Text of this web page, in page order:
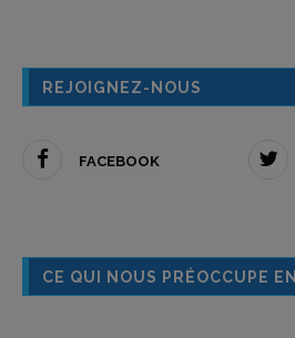
REJOIGNEZ-NOUS
FACEBOOK
CE QUI NOUS PRÉOCCUPE